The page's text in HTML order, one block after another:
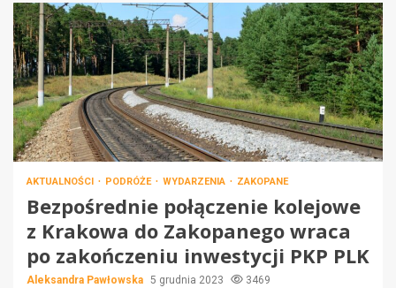
AKTUALNOŚCI PODRÓŻE WYDARZENIA ZAKOPANE
Bezpośrednie połączenie kolejowe
z Krakowa do Zakopanego wraca
po zakończeniu inwestycji PKP PLK
Aleksandra Pawłowska 5 grudnia 2023 3469